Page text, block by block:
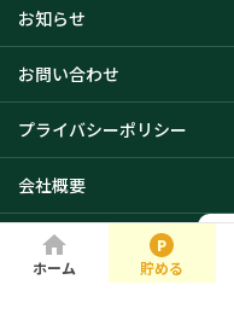
ホーム 貯める
お知らせ
お問い合わせ
プライバシーポリシー
会社概要